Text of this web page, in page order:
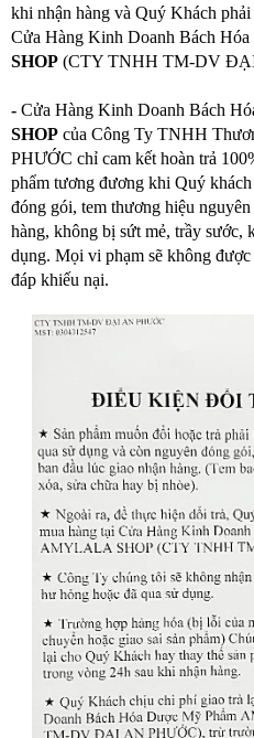
khi nhận hàng và Quý Khách
Cửa Hàng Kinh Doanh Bách
SHOP (CTY TNHH TM-DV
- Cửa Hàng Kinh Doanh Bách
SHOP của Công Ty TNHH
PHƯỚC chỉ cam kết hoàn trả
phẩm tương đương khi Quý
đóng gói, tem thương hiệu
hàng, không bị sứt mẻ, trầy sước,
dụng. Mọi vi phạm sẽ không
đáp khiếu nại.